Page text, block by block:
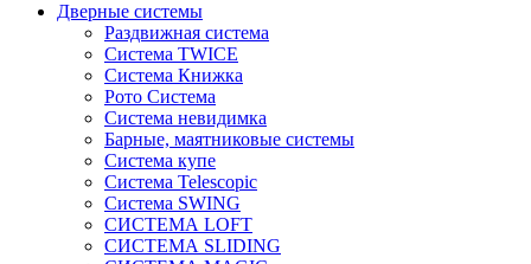
Дверные системы
Раздвижная система
Система TWICE
Система Книжка
Рото Система
Система невидимка
Барные, маятниковые системы
Система купе
Система Telescopic
Система SWING
СИСТЕМА LOFT
СИСТЕМА SLIDING